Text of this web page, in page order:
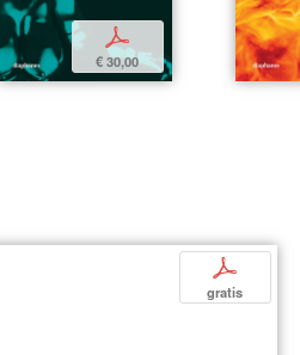
p
€ 30,00
p
gratis